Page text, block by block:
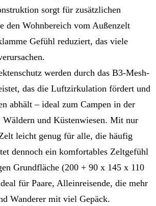
sorgt für zusätzlichen
den Wohnbereich vom Außenzelt
Gefühl reduziert, das viele
werden durch das B3-Mesh-
das die Luftzirkulation fördert und
abhält – ideal zum Campen in der
Wäldern und Küstenwiesen. Mit nur
leicht genug für alle, die häufig
dennoch ein komfortables Zeltgefühl
Grundfläche (200 + 90 x 145 x 110
für Paare, Alleinreisende, die mehr
Wanderer mit viel Gepäck.